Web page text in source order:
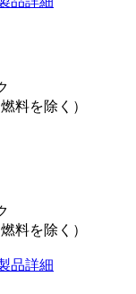
料を除く）
料を除く）
品詳細